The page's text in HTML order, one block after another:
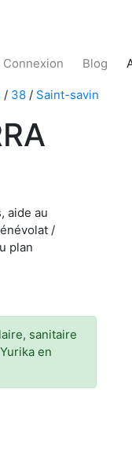
Connexion Blog
/ 38 / Saint-savin
aide au
/
plan
sanitaire
en